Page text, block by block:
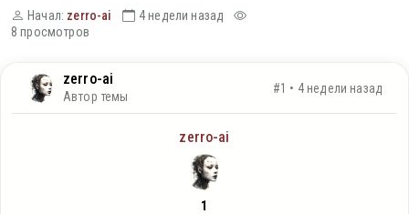
Начал: zerro-ai
4 недели назад
8 просмотров
zerro-ai
Автор темы
#1 • 4 недели назад
zerro-ai
1